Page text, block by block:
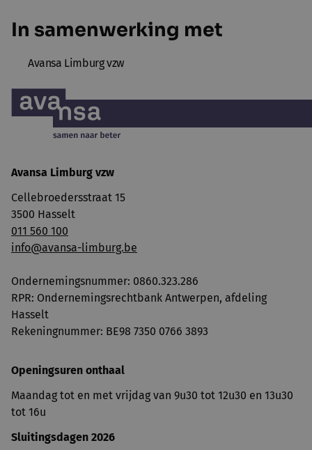
In samenwerking met
Avansa Limburg vzw
Avansa Limburg vzw
Cellebroedersstraat 15
3500 Hasselt
011 560 100
info@avansa-limburg.be
Ondernemingsnummer: ​0860.323.286
RPR: Ondernemingsrechtbank Antwerpen, afdeling
Hasselt
Rekeningnummer: BE98 7350 0766 3893
Openingsuren onthaal
Maandag tot en met vrijdag van 9u30 tot 12u30 en 13u30
tot 16u
Sluitingsdagen 2026